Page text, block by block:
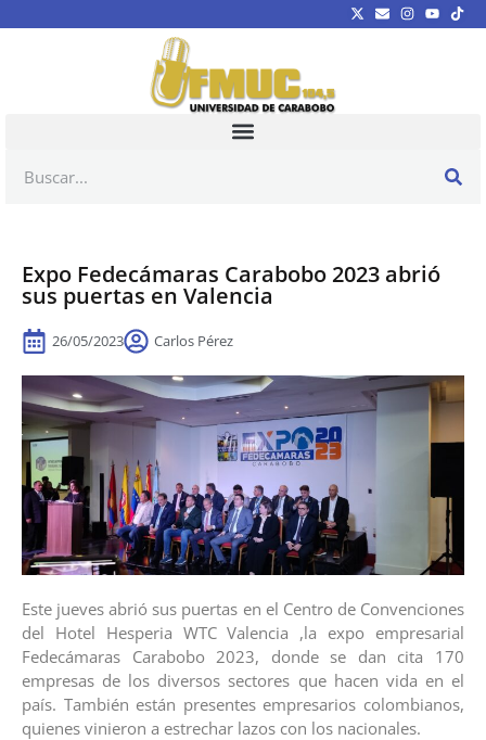
Expo Fedecámaras Carabobo 2023 abrió
sus puertas en Valencia
26/05/2023 Carlos Pérez
Este jueves abrió sus puertas en el Centro de Convenciones
del Hotel Hesperia WTC Valencia ,la expo empresarial
Fedecámaras Carabobo 2023, donde se dan cita 170
empresas de los diversos sectores que hacen vida en el
país. También están presentes empresarios colombianos,
quienes vinieron a estrechar lazos con los nacionales.